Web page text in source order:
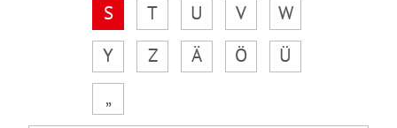
S
T U V
W
Y
Z Ä Ö
Ü
„